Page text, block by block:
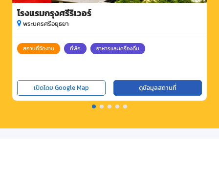
โรงแรมกรุงศรีริเวอร์
พระนครศรีอยุธยา
สถานที่จัดงาน ที่พัก อาหารและเครื่องดื่ม
เปิดโดย Google Map ดูข้อมูลสถานที่